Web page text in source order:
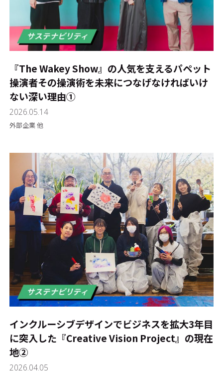
『The Wakey Show』の人気を支えるパペット
操演者――その操演術を未来につなげなければいけ
ない深い理由①
2026.05.14
外部企業 他
インクルーシブデザインでビジネスを拡大――3年目
に突入した『Creative Vision Project』の現在
地②
2026.04.05